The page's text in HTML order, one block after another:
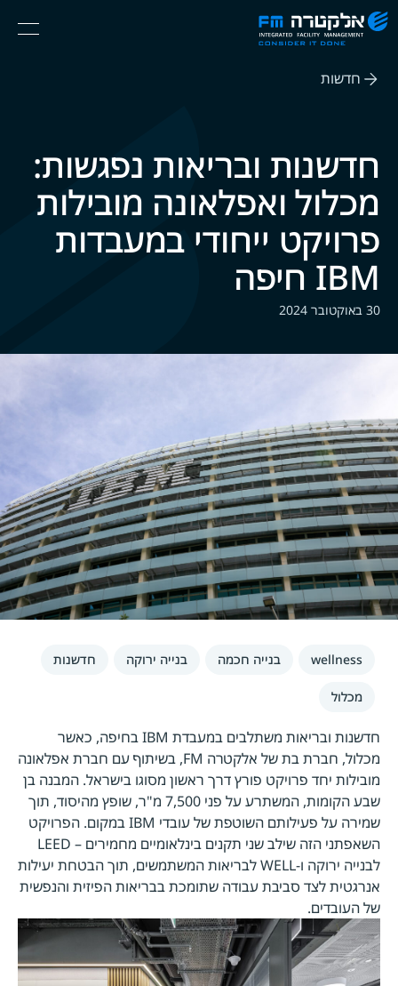
Skip
the
אלקטרה
Menu
חדשות
חדשנות ובריאות נפגשות:
מכלול ואפלאונה מובילות
פרויקט ייחודי במעבדות
IBM חיפה
30 באוקטובר 2024
wellness בנייה חכמה בנייה ירוקה חדשנות
מכלול
חדשנות ובריאות משתלבים במעבדת IBM בחיפה, כאשר
מכלול, חברת בת של אלקטרה FM, בשיתוף עם חברת אפלאונה
מובילות יחד פרויקט פורץ דרך ראשון מסוגו בישראל. המבנה בן
שבע הקומות, המשתרע על פני 7,500 מ"ר, שופץ מהיסוד, תוך
שמירה על פעילותם השוטפת של עובדי IBM במקום. הפרויקט
השאפתני הזה שילב שני תקנים בינלאומיים מחמירים – LEED
לבנייה ירוקה ו-WELL לבריאות המשתמשים, תוך הבטחת יעילות
אנרגטית לצד סביבת עבודה שתומכת בבריאות הפיזית והנפשית
של העובדים.